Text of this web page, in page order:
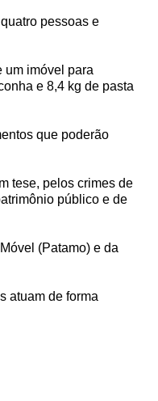
pessoas e
um imóvel para
e 8,4 kg de pasta
que poderão
tese, pelos crimes de
público e de
(Patamo) e da
atuam de forma